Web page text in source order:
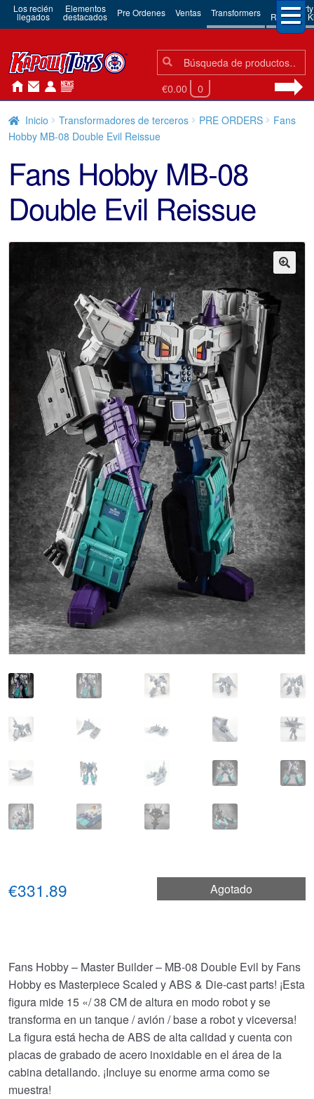
Los recién
llegados
Elementos
destacados Pre Ordenes Ventas Transformers 3rd Party
Robots &
Búsqueda:
Búsqueda
€0.00 0
Inicio Transformadores de terceros PRE ORDERS
Fans
Hobby MB-08 Double Evil Reissue
Fans Hobby MB-08
Double Evil Reissue
Agotado
€331.89
Fans Hobby – Master Builder – MB-08 Double Evil by Fans
Hobby es Masterpiece Scaled y ABS & Die-cast parts! ¡Esta
figura mide 15 «/ 38 CM de altura en modo robot y se
transforma en un tanque / avión / base a robot y viceversa!
La figura está hecha de ABS de alta calidad y cuenta con
placas de grabado de acero inoxidable en el área de la
cabina detallando. ¡Incluye su enorme arma como se
muestra!